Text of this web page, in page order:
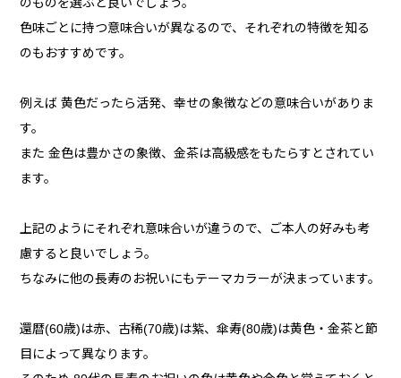
のものを選ぶと良いでしょう。
色味ごとに持つ意味合いが異なるので、それぞれの特徴を知る
のもおすすめです。
例えば 黄色だったら活発、幸せの象徴などの意味合いがありま
す。
また 金色は豊かさの象徴、金茶は高級感をもたらすとされてい
ます。
上記のようにそれぞれ意味合いが違うので、ご本人の好みも考
慮すると良いでしょう。
ちなみに他の長寿のお祝いにもテーマカラーが決まっています。
還暦(60歳)は赤、古稀(70歳)は紫、傘寿(80歳)は黄色・金茶と節
目によって異なります。